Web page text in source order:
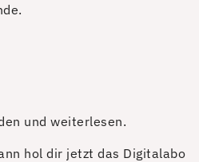
und weiterlesen.
hol dir jetzt das Digitalabo